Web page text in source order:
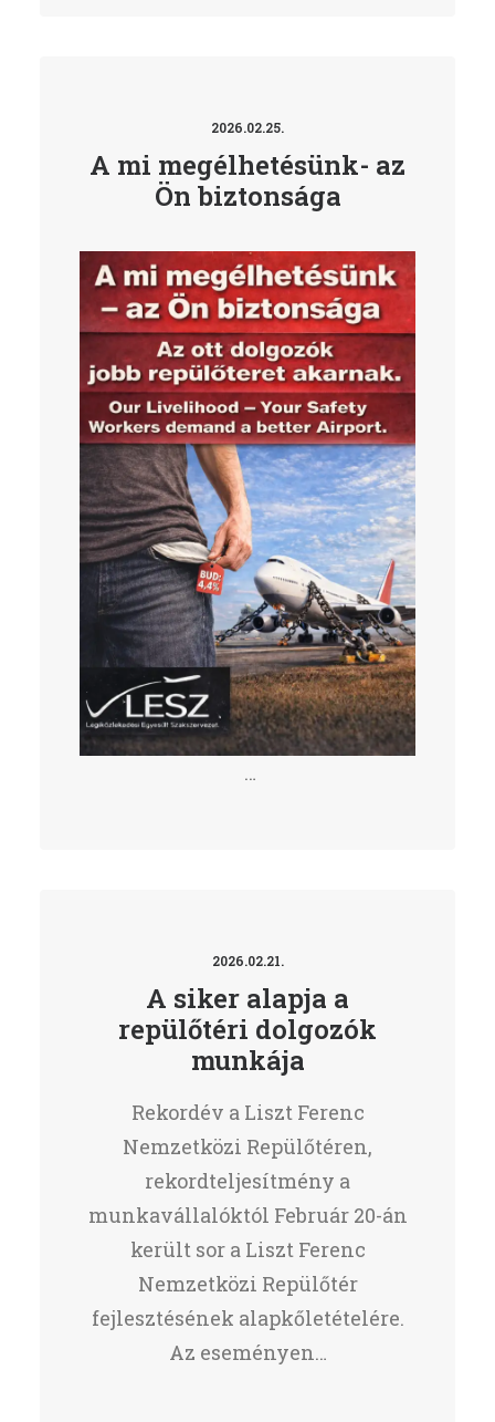
2026.02.25.
A mi megélhetésünk- az
Ön biztonsága
…
2026.02.21.
A siker alapja a
repülőtéri dolgozók
munkája
Rekordév a Liszt Ferenc
Nemzetközi Repülőtéren,
rekordteljesítmény a
munkavállalóktól Február 20-án
került sor a Liszt Ferenc
Nemzetközi Repülőtér
fejlesztésének alapkőletételére.
Az eseményen…